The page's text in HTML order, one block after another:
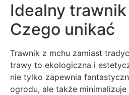
Idealny
Czego unikać
Trawnik z mchu zamiast
trawy to ekologiczna i
nie tylko zapewnia
ogrodu, ale także minimalizuje